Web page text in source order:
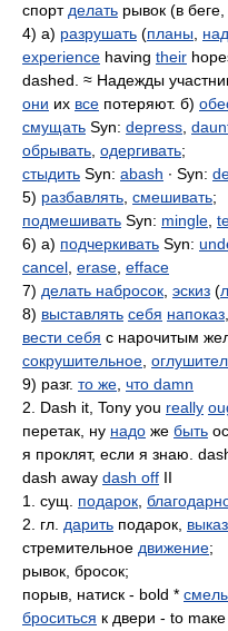
спорт делать рывок (в
4) а) разрушать (планы
experience having their
dashed. ≈ Надежды
они их все потеряют. б)
смущать Syn: depress
обрывать одергивать;
стыдить Syn: abash ∙ Syn:
5) разбавлять смешивать;
подмешивать Syn: mingle
6) а) подчеркивать Syn:
cancel erase efface
7) делать набросок эскиз (
8) выставлять себя напоказ
вести себя с нарочитым
сокрушительное
9) разг. то же что damn
2. Dash it, Tony you really
перетак, ну надо же быть
я проклят, если я знаю.
dash away dash off II
1. сущ. подарок
2. гл. дарить подарок,
стремительное движение;
рывок, бросок;
пopыв, натиск - bold *
броситься к двери - to